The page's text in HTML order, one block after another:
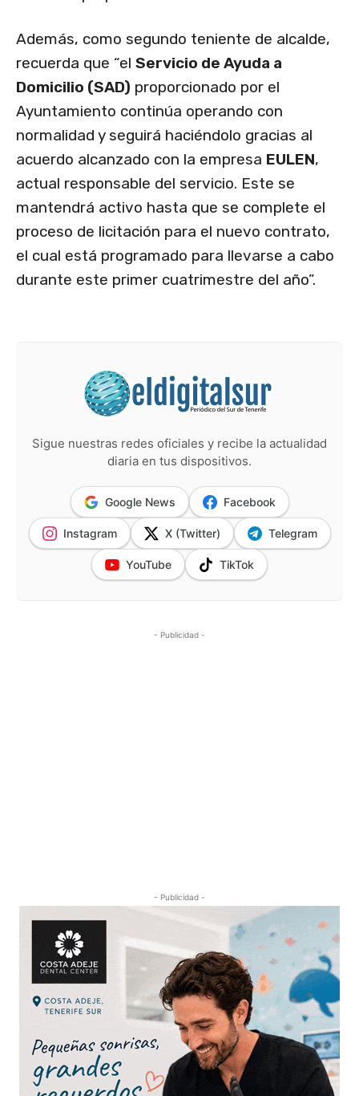
Además, como segundo teniente de alcalde,
recuerda que “el Servicio de Ayuda a
Domicilio (SAD) proporcionado por el
Ayuntamiento continúa operando con
normalidad y seguirá haciéndolo gracias al
acuerdo alcanzado con la empresa EULEN,
actual responsable del servicio. Este se
mantendrá activo hasta que se complete el
proceso de licitación para el nuevo contrato,
el cual está programado para llevarse a cabo
durante este primer cuatrimestre del año”.
Sigue nuestras redes oficiales y recibe la actualidad
diaria en tus dispositivos.
Google News Facebook
Instagram X (Twitter) Telegram
YouTube TikTok
- Publicidad -
- Publicidad -